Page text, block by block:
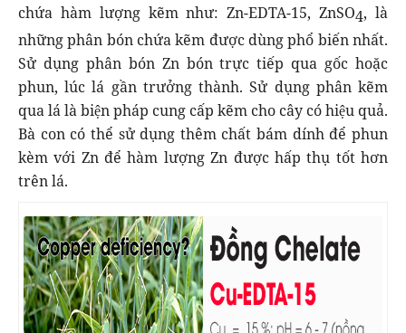
chứa hàm lượng kẽm như: Zn-EDTA-15, ZnSO4, là
những phân bón chứa kẽm được dùng phổ biến nhất.
Sử dụng phân bón Zn bón trực tiếp qua gốc hoặc
phun, lúc lá gần trưởng thành. Sử dụng phân kẽm
qua lá là biện pháp cung cấp kẽm cho cây có hiệu quả.
Bà con có thể sử dụng thêm chất bám dính để phun
kèm với Zn để hàm lượng Zn được hấp thụ tốt hơn
trên lá.